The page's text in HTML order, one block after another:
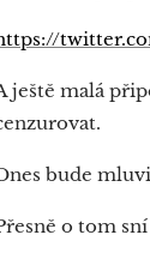
ještě malá
bude
o tom